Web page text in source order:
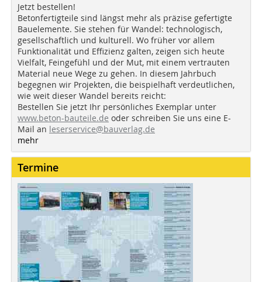
Jetzt bestellen!
Betonfertigteile sind längst mehr als präzise gefertigte
Bauelemente. Sie stehen für Wandel: technologisch,
gesellschaftlich und kulturell. Wo früher vor allem
Funktionalität und Effizienz galten, zeigen sich heute
Vielfalt, Feingefühl und der Mut, mit einem vertrauten
Material neue Wege zu gehen. In diesem Jahrbuch
begegnen wir Projekten, die beispielhaft verdeutlichen,
wie weit dieser Wandel bereits reicht:
Bestellen Sie jetzt Ihr persönliches Exemplar unter
www.beton-bauteile.de oder schreiben Sie uns eine E-
Mail an leserservice@bauverlag.de
mehr
Termine